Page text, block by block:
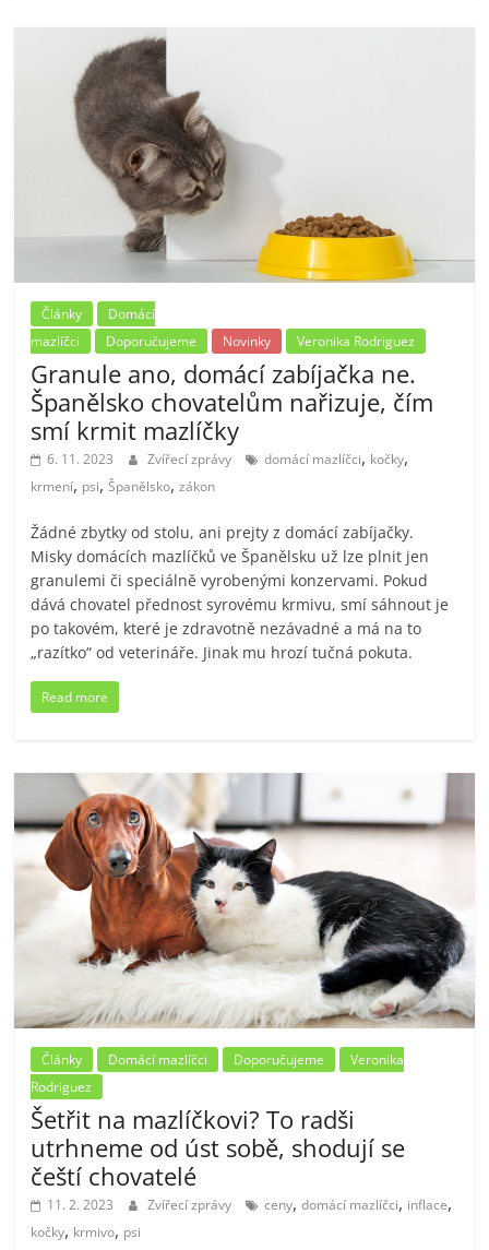
Články
Domácí
mazlíčci
Doporučujeme Novinky Veronika Rodriguez
Granule ano, domácí zabíjačka ne.
Španělsko chovatelům nařizuje, čím
smí krmit mazlíčky
6. 11. 2023 Zvířecí zprávy domácí mazlíčci, kočky,
krmení, psi,Španělsko,zákon
Žádné zbytky od stolu, ani prejty z domácí zabíjačky.
Misky domácích mazlíčků ve Španělsku už lze plnit jen
granulemi či speciálně vyrobenými konzervami. Pokud
dává chovatel přednost syrovému krmivu, smí sáhnout je
po takovém, které je zdravotně nezávadné a má na to
„razítko“ od veterináře. Jinak mu hrozí tučná pokuta.
Read more
Články Domácí mazlíčci Doporučujeme
Veronika
Rodriguez
Šetřit na mazlíčkovi? To radši
utrhneme od úst sobě, shodují se
čeští chovatelé
11. 2. 2023 Zvířecí zprávy ceny,domácí mazlíčci, inflace,
kočky, krmivo, psi